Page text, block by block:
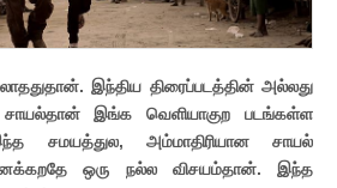
இந்திய திரைப்படத்தின் அல்லது
சாயல்தான் இங்க வெளியாகுற படங்கள்ள
சமயத்துல, அம்மாதிரியான சாயல்
ஒரு நல்ல விசயம்தான். இந்த